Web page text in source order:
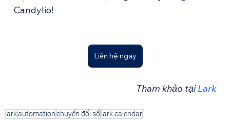
Candylio!
Liên hệ ngay
Tham khảo tại Lark
larkautomationchuyển đổi số lark calendar